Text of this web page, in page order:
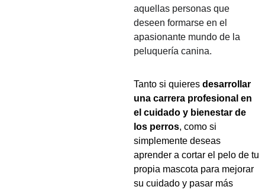
aquellas personas que
deseen formarse en el
apasionante mundo de la
peluquería canina.
Tanto si quieres desarrollar
una carrera profesional en
el cuidado y bienestar de
los perros, como si
simplemente deseas
aprender a cortar el pelo de tu
propia mascota para mejorar
su cuidado y pasar más